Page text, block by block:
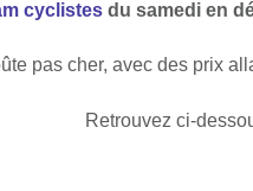
cyclistesdu samedi en
pas cher, avec des prix
Retrouvez ci-